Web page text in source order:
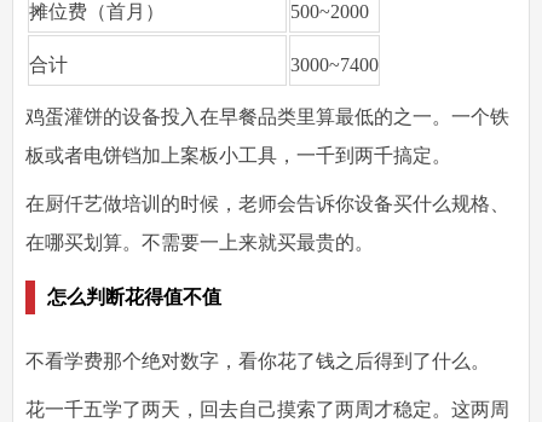
摊位费（首月） 500~2000
合计 3000~7400
鸡蛋灌饼的设备投入在早餐品类里算最低的之一。一个铁
板或者电饼铛加上案板小工具，一千到两千搞定。
在厨仟艺做培训的时候，老师会告诉你设备买什么规格、
在哪买划算。不需要一上来就买最贵的。
怎么判断花得值不值
不看学费那个绝对数字，看你花了钱之后得到了什么。
花一千五学了两天，回去自己摸索了两周才稳定。这两周